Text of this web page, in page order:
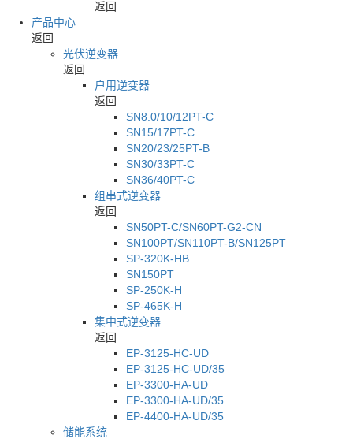
返回
产品中心
返回
光伏逆变器
返回
户用逆变器
返回
SN8.0/10/12PT-C
SN15/17PT-C
SN20/23/25PT-B
SN30/33PT-C
SN36/40PT-C
组串式逆变器
返回
SN50PT-C/SN60PT-G2-CN
SN100PT/SN110PT-B/SN125PT
SP-320K-HB
SN150PT
SP-250K-H
SP-465K-H
集中式逆变器
返回
EP-3125-HC-UD
EP-3125-HC-UD/35
EP-3300-HA-UD
EP-3300-HA-UD/35
EP-4400-HA-UD/35
储能系统